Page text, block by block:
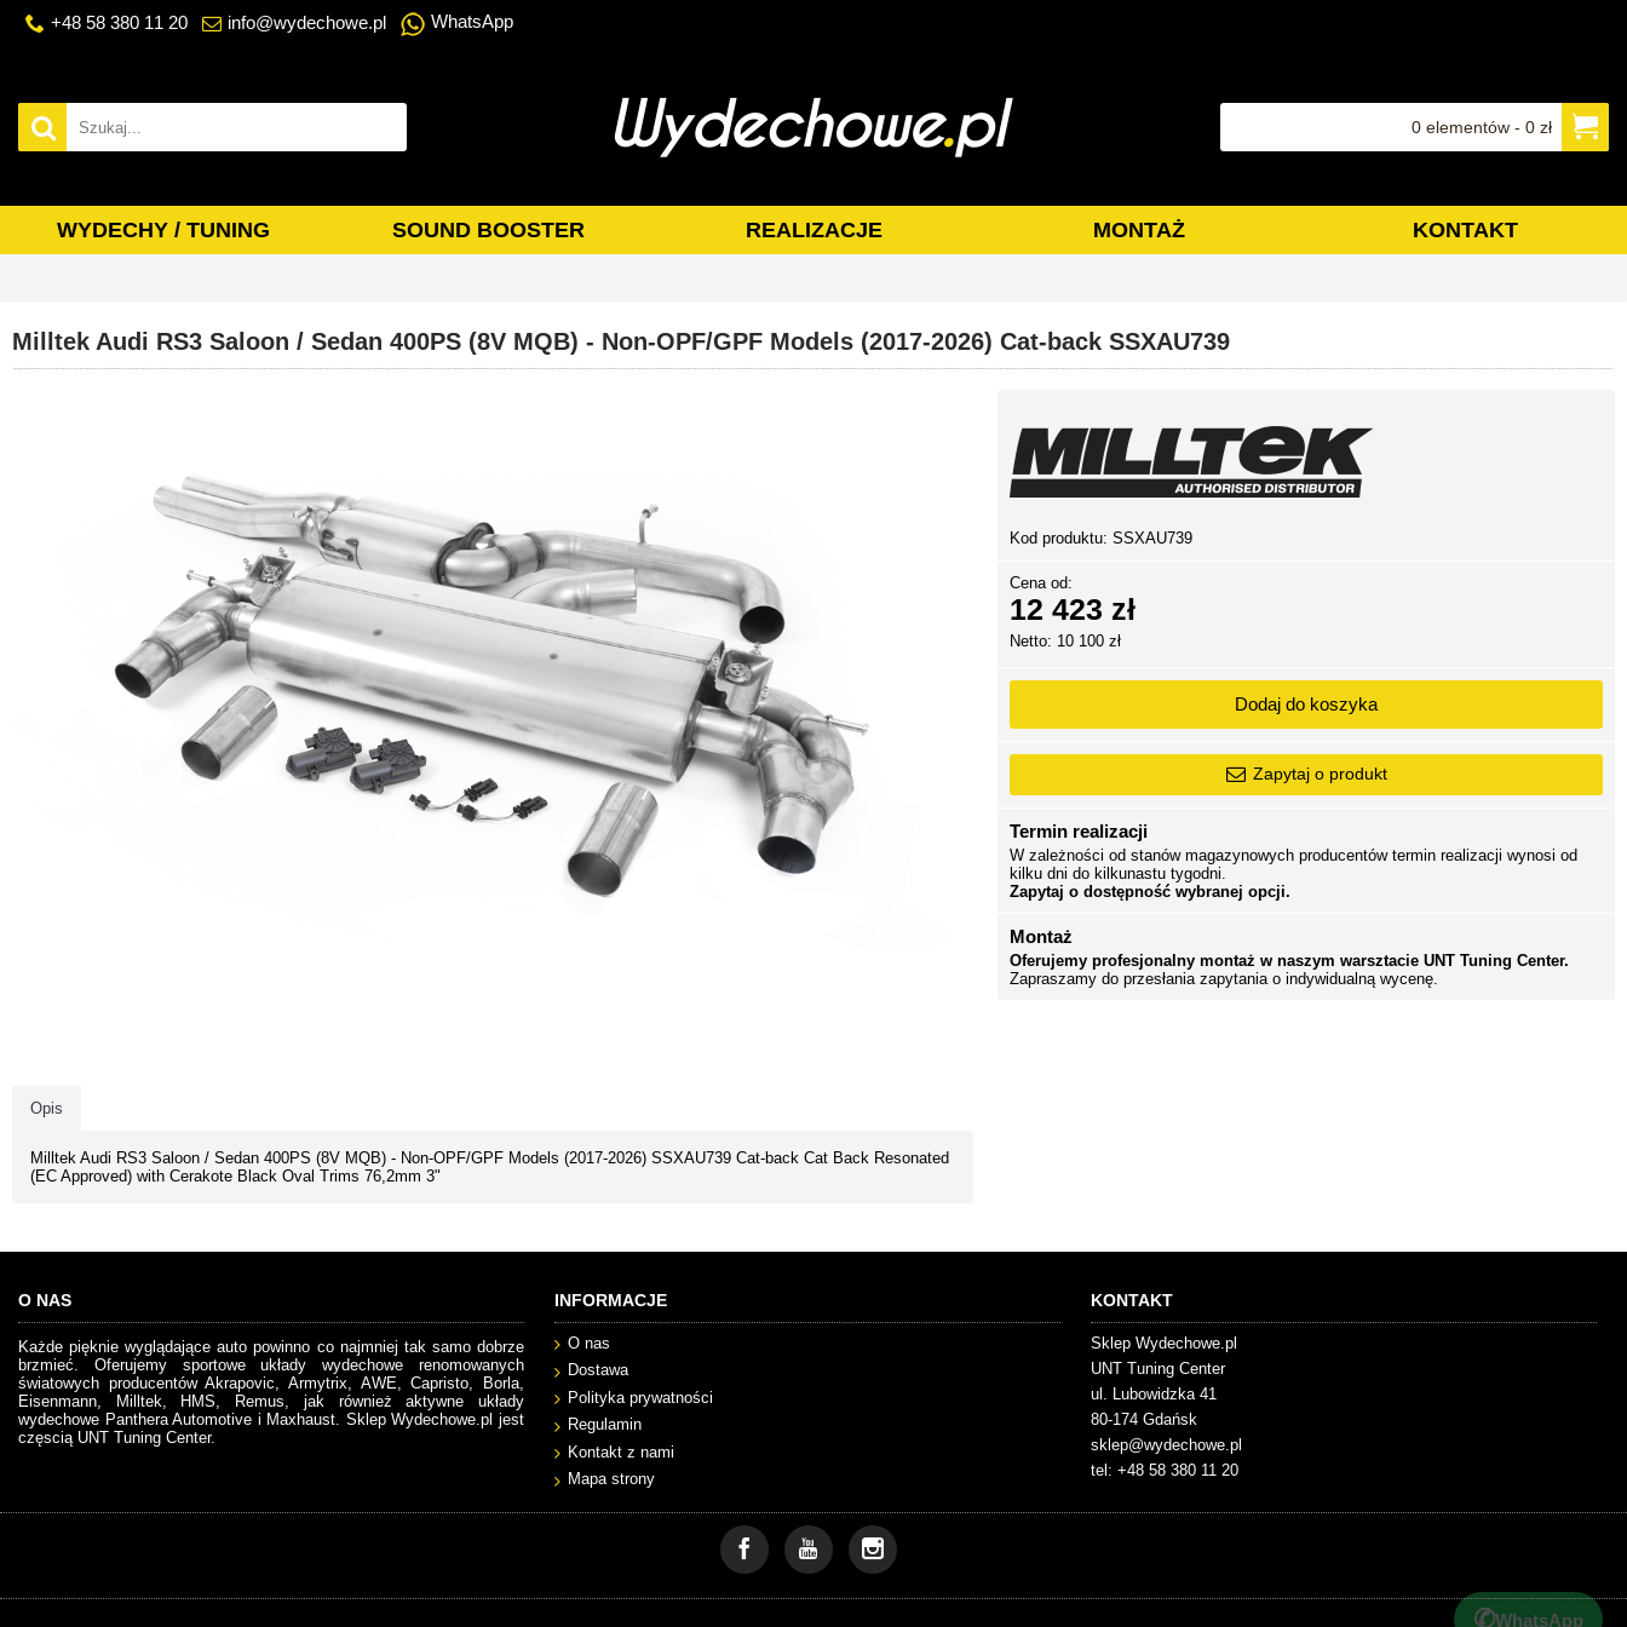
+48 58 380 11 20 info@wydechowe.pl WhatsApp
0 elementów - 0 zł
WYDECHY / TUNING SOUND BOOSTER REALIZACJE MONTAŻ KONTAKT
Milltek Audi RS3 Saloon / Sedan 400PS (8V MQB) - Non-OPF/GPF Models (2017-2026) Cat-back SSXAU739
Opis
Milltek Audi RS3 Saloon / Sedan 400PS (8V MQB) - Non-OPF/GPF Models (2017-2026) SSXAU739 Cat-back Cat Back Resonated
(EC Approved) with Cerakote Black Oval Trims 76,2mm 3"
Kod produktu:SSXAU739
Cena od:
12 423 zł
Netto: 10 100 zł
Dodaj do koszyka
Zapytaj o produkt
Termin realizacji
W zależności od stanów magazynowych producentów termin realizacji wynosi od
kilku dni do kilkunastu tygodni.
Zapytaj o dostępność wybranej opcji.
Montaż
Oferujemy profesjonalny montaż w naszym warsztacie UNT Tuning Center.
Zapraszamy do przesłania zapytania o indywidualną wycenę.
✆WhatsApp
O NAS
Każde pięknie wyglądające auto powinno co najmniej tak samo dobrze
brzmieć. Oferujemy sportowe układy wydechowe renomowanych
światowych producentów Akrapovic, Armytrix, AWE, Capristo, Borla,
Eisenmann, Milltek, HMS, Remus, jak również aktywne układy
wydechowe Panthera Automotive i Maxhaust. Sklep Wydechowe.pl jest
częscią UNT Tuning Center.
INFORMACJE
O nas
Dostawa
Polityka prywatności
Regulamin
Kontakt z nami
Mapa strony
KONTAKT
Sklep Wydechowe.pl
UNT Tuning Center
ul. Lubowidzka 41
80-174 Gdańsk
sklep@wydechowe.pl
tel: +48 58 380 11 20